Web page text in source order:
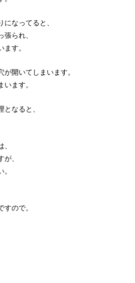
になってると、
張られ、
す。
開いてしまいます。
います。
となると、
、
すので。